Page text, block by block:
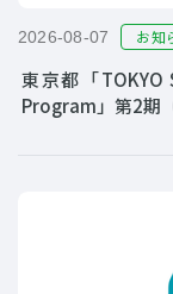
2026-08-07 お知
東京都「TOKYO
Program」第2期